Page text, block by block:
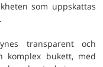
som uppskattas
transparent och
komplex bukett, med